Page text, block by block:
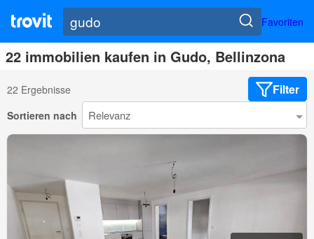
Favoriten
22 immobilien kaufen in Gudo, Bellinzona
22 Ergebnisse Filter
Sortieren nach